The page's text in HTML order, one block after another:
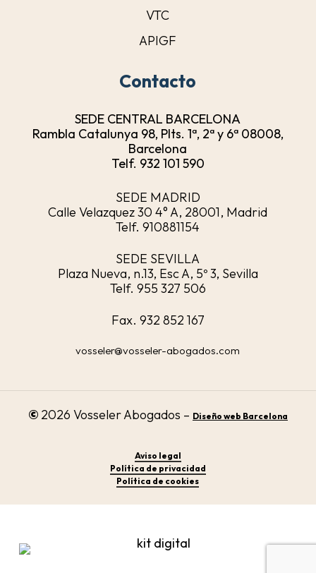
VTC
APIGF
Contacto
SEDE CENTRAL BARCELONA
Rambla Catalunya 98, Plts. 1ª, 2ª y 6ª 08008,
Barcelona
Telf. 932 101 590
SEDE MADRID
Calle Velazquez 30 4° A, 28001, Madrid
Telf. 910881154
SEDE SEVILLA
Plaza Nueva, n.13, Esc A, 5º 3, Sevilla
Telf. 955 327 506
Fax. 932 852 167
vosseler@vosseler-abogados.com
© 2026 Vosseler Abogados – Diseño web Barcelona
Aviso legal
Política de privacidad
Política de cookies